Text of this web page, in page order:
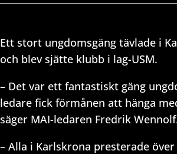
Ett stort ungdomsgäng tävlade i
och blev sjätte klubb i lag-USM.
– Det var ett fantastiskt gäng
ledare fick förmånen att hänga
säger MAI-ledaren Fredrik
– Alla i Karlskrona presterade över